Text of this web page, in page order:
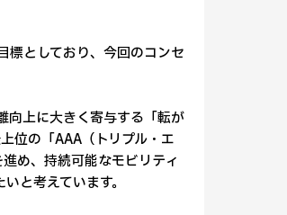
としており、今回のコンセ
向上に大きく寄与する「転が
位の「AAA（トリプル・エ
め、持続可能なモビリティ
と考えています。